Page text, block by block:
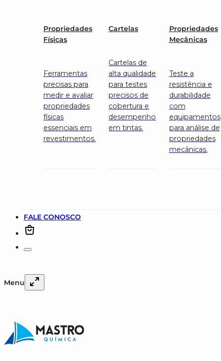
Propriedades
Físicas
Ferramentas
precisas para
medir e avaliar
propriedades
físicas
essenciais em
revestimentos.
Cartelas
Cartelas de
alta qualidade
para testes
precisos de
cobertura e
desempenho
em tintas.
Propriedades
Mecânicas
Teste a
resistência e
durabilidade
com
equipamentos
para análise de
propriedades
mecânicas.
FALE CONOSCO
Menu